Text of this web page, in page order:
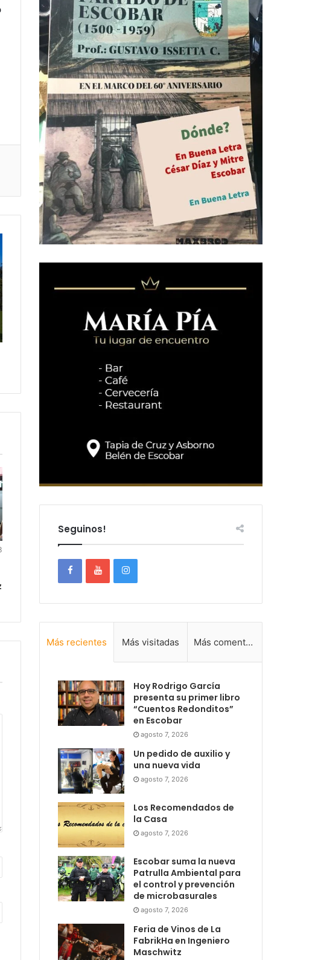
Seguinos!
Más recientes Más visitadas Más comentadas
Hoy Rodrigo García
presenta su primer libro
“Cuentos Redonditos”
en Escobar
agosto 7, 2026
Un pedido de auxilio y
una nueva vida
agosto 7, 2026
Los Recomendados de
la Casa
agosto 7, 2026
Escobar suma la nueva
Patrulla Ambiental para
el control y prevención
de microbasurales
agosto 7, 2026
Feria de Vinos de La
FabrikHa en Ingeniero
Maschwitz